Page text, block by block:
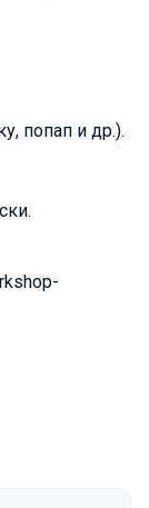
попап и др.).